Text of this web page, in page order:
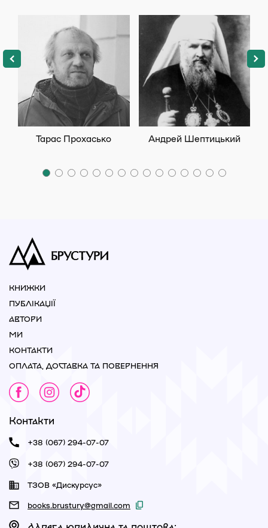
Тарас Прохасько Андрей Шептицький
КНИЖКИ
ПУБЛІКАЦІЇ
АВТОРИ
МИ
КОНТАКТИ
ОПЛАТА, ДОСТАВКА ТА ПОВЕРНЕННЯ
Контакти
+38 (067) 294-07-07
+38 (067) 294-07-07
ТЗОВ «Дискурсус»
books.brustury@gmail.com